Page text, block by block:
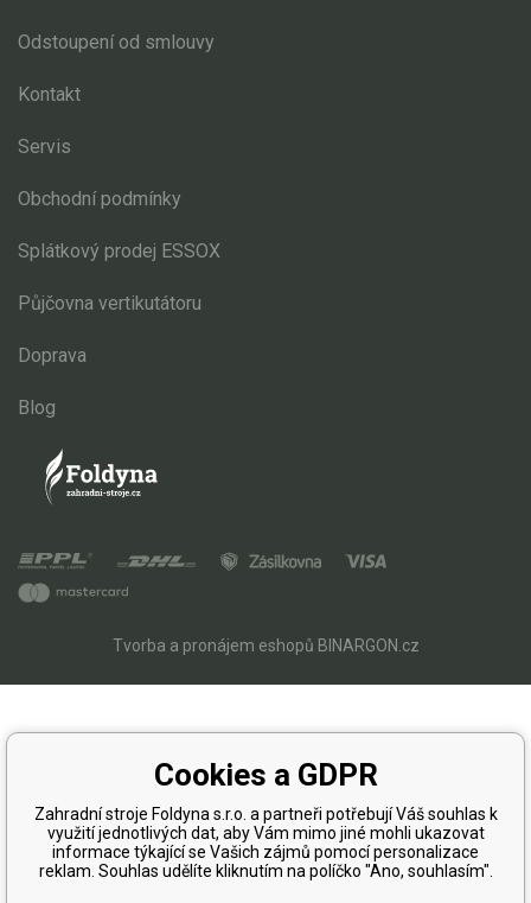
Odstoupení od smlouvy
Kontakt
Servis
Obchodní podmínky
Splátkový prodej ESSOX
Půjčovna vertikutátoru
Doprava
Blog
Tvorba a pronájem eshopů BINARGON.cz
Cookies a GDPR
Zahradní stroje Foldyna s.r.o. a partneři potřebují Váš souhlas k
využití jednotlivých dat, aby Vám mimo jiné mohli ukazovat
informace týkající se Vašich zájmů pomocí personalizace
reklam. Souhlas udělíte kliknutím na políčko "Ano, souhlasím".